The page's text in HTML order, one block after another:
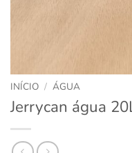
INÍCIO / ÁGUA
Jerrycan água